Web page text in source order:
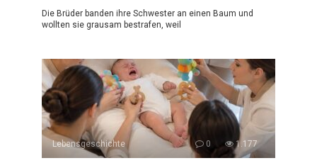
Die Brüder banden ihre Schwester an einen Baum und
wollten sie grausam bestrafen, weil
Lebensgeschichte 0 1.177